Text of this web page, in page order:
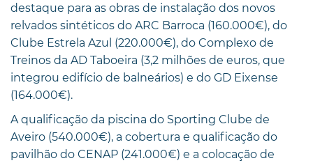
destaque para as obras de instalação dos novos
relvados sintéticos do ARC Barroca (160.000€), do
Clube Estrela Azul (220.000€), do Complexo de
Treinos da AD Taboeira (3,2 milhões de euros, que
integrou edifício de balneários) e do GD Eixense
(164.000€).
A qualificação da piscina do Sporting Clube de
Aveiro (540.000€), a cobertura e qualificação do
pavilhão do CENAP (241.000€) e a colocação de